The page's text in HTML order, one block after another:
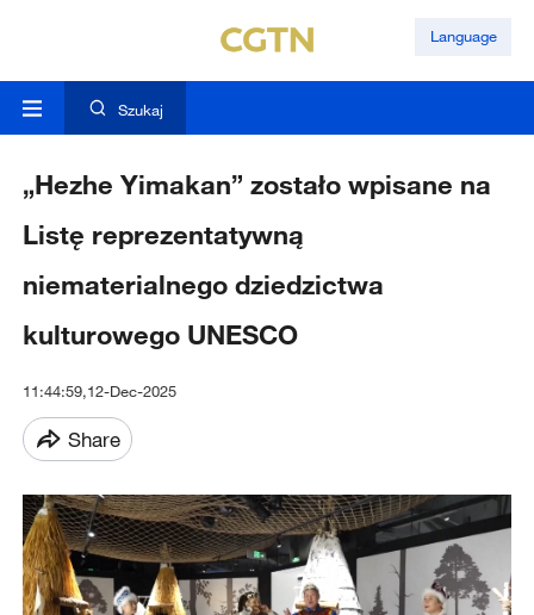
Language
Szukaj
„Hezhe Yimakan” zostało wpisane na
Listę reprezentatywną
niematerialnego dziedzictwa
kulturowego UNESCO
11:44:59,12-Dec-2025
Share